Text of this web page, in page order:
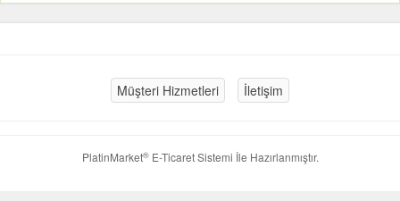
Müşteri Hizmetleri İletişim
PlatinMarket®E-Ticaret Sistemi İle Hazırlanmıştır.